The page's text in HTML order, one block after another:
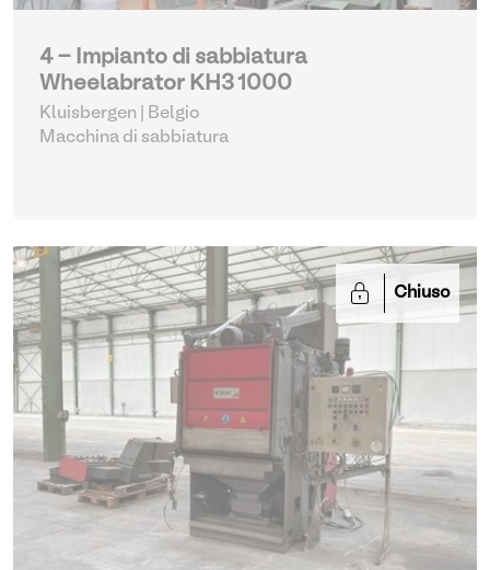
4 - Impianto di sabbiatura
Wheelabrator KH3 1000
Kluisbergen | Belgio
Macchina di sabbiatura
Chiuso